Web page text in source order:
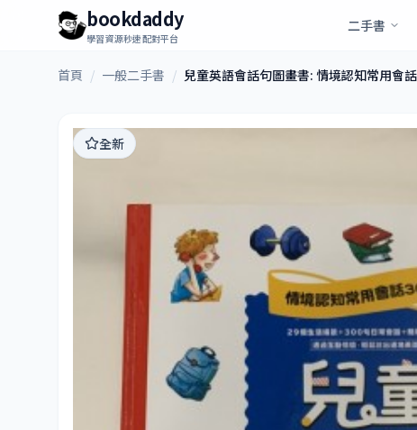
bookdaddy
學習資源秒速配對平台
二手書
首頁 / 一般二手書 / 兒童英語會話句圖畫書: 情境認知常用會
全新